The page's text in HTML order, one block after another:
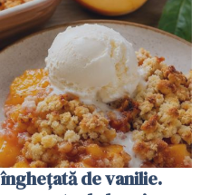
de vanilie.